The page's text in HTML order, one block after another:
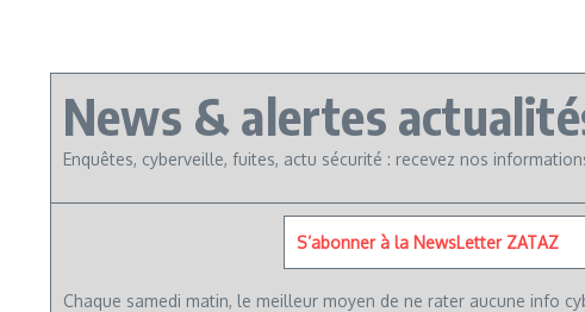
News & alertes
Enquêtes, cyberveille, fuites, actu sécurité : recevez nos
S’abonner à la NewsLetter ZATAZ
Chaque samedi matin, le meilleur moyen de ne rater aucune info